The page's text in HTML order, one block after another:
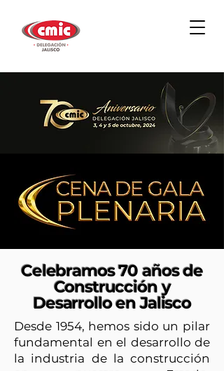
Celebramos 70 años de
Construcción y
Desarrollo en Jalisco
Desde 1954, hemos sido un pilar
fundamental en el desarrollo de
la industria de la construcción